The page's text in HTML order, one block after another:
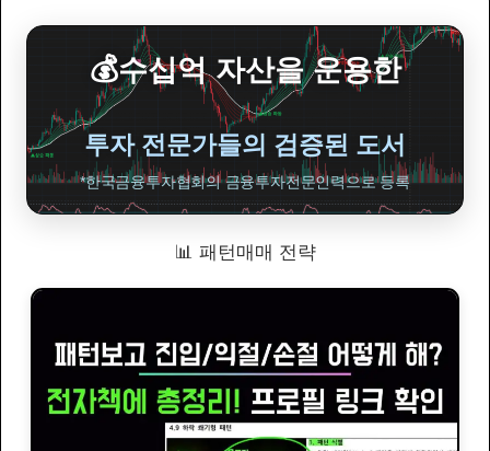
💰수십억 자산을 운용한
투자 전문가들의 검증된 도서
*한국금융투자협회의 금융투자전문인력으로 등록
📊 패턴매매 전략